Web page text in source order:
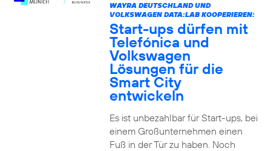
WAYRA DEUTSCHLAND UND
VOLKSWAGEN DATA:LAB KOOPERIEREN:
Start-ups dürfen mit
Telefónica und
Volkswagen
Lösungen für die
Smart City
entwickeln
Es ist unbezahlbar für Start-ups, bei
einem Großunternehmen einen
Fuß in der Tür zu haben. Noch